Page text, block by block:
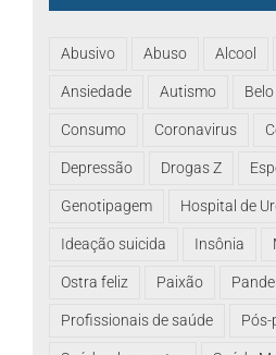
Abusivo Abuso Alcool
Ansiedade Autismo
Consumo Coronavirus
Depressão Drogas Z
Genotipagem Hospital de
Ideação suicida Insônia
Ostra feliz Paixão
Profissionais de saúde